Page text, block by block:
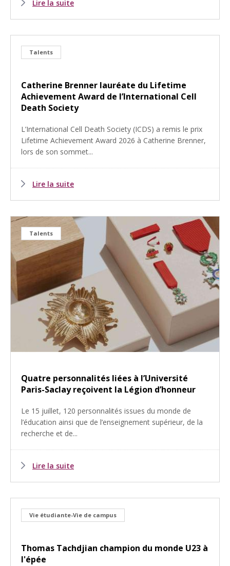
Lire la suite
Talents
Catherine Brenner lauréate du Lifetime
Achievement Award de l’International Cell
Death Society
L’International Cell Death Society (ICDS) a remis le prix
Lifetime Achievement Award 2026 à Catherine Brenner,
lors de son sommet...
Lire la suite
Talents
Quatre personnalités liées à l’Université
Paris-Saclay reçoivent la Légion d’honneur
Le 15 juillet, 120 personnalités issues du monde de
l’éducation ainsi que de l’enseignement supérieur, de la
recherche et de...
Lire la suite
Vie étudiante-Vie de campus
Thomas Tachdjian champion du monde U23 à
l'épée